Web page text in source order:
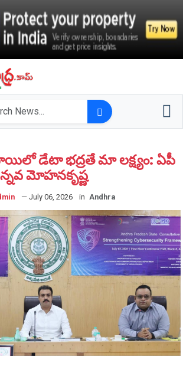
డేటా భద్రతే మా లక్ష్యం: ఏపీ
మోహనకృష్ణ
— July 06, 2026 in Andhra